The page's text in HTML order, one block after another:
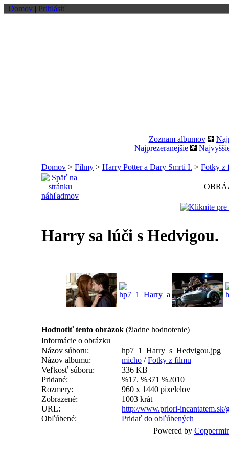
Domov | Prihlásiť
Zoznam albumov
Najprezeranejšie
Domov > Filmy > Harry Potter a Dary Smrti I. > Fotky z
Harry sa lúči s Hedvigou.
Hodnotiť tento obrázok (žiadne hodnotenie)
Informácie o obrázku
Názov súboru:
hp7_1_Harry_s_Hedvigou.jpg
Názov albumu:
micho /Fotky z filmu
Veľkosť súboru:
336 KB
Pridané:
%17. %371 %2010
Rozmery:
960 x 1440 pixelelov
Zobrazené:
1003 krát
URL:
http://www.priori-incantatem.sk/
Obľúbené:
Pridať do obľúbených
Powered by